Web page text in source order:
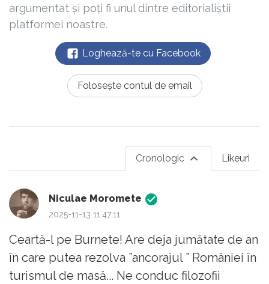
argumentat și poți fi unul dintre editorialiștii
platformei noastre.
Loghează-te cu Facebook
Folosește contul de email
Likeuri
Cronologic
Niculae Moromete
2025-11-13 11:47:11
Ceartă-l pe Burnete! Are deja jumătate de an
în care putea rezolva ”ancorajul ” României în
turismul de masă... Ne conduc filozofii